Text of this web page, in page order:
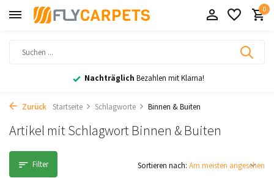
0
Nachträglich Bezahlen mit Klarna!
Zurück Startseite Schlagworte Binnen & Buiten
Artikel mit Schlagwort Binnen & Buiten
Filter Sortieren nach: